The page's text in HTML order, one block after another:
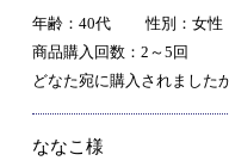
年齢：40代
性別：女性
商品購入回数：2～5回
どなた宛に購入されました
ななこ様